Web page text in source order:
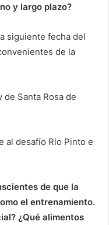
y largo plazo?
siguiente fecha del
de la
Santa Rosa de
al desafío Río Pinto e
de que la
el entrenamiento.
¿Qué alimentos